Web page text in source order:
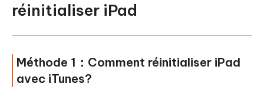
réinitialiser iPad
Méthode 1：Comment réinitialiser iPad
avec iTunes?